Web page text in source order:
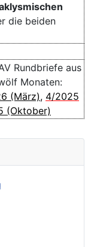
die beiden
Rundbriefe aus
Monaten:
(März), 4/2025
(Oktober)